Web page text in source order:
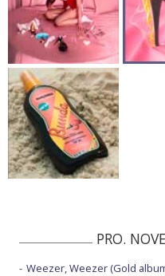
PRO.
Weezer, Weezer (Gold